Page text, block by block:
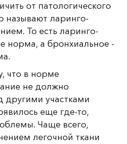
от патологического
называют ларинго-
То есть ларинго-
норма, а бронхиальное -
что в норме
не должно
другими участками
еще где-то,
Чаще всего,
легочной ткани